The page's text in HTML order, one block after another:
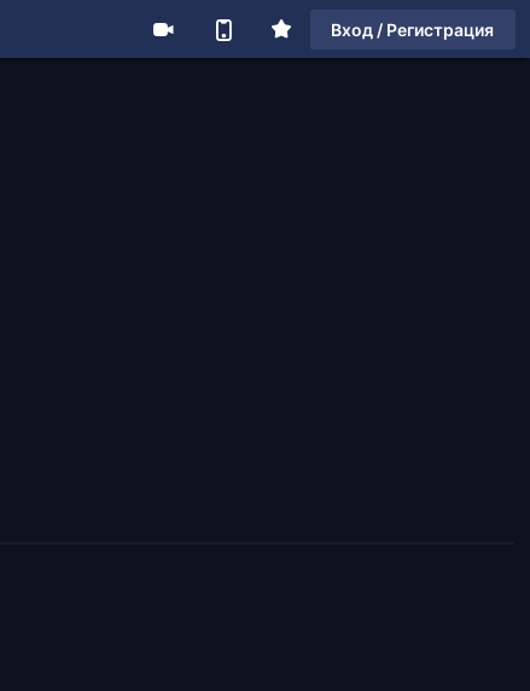
Вход / Регистрация